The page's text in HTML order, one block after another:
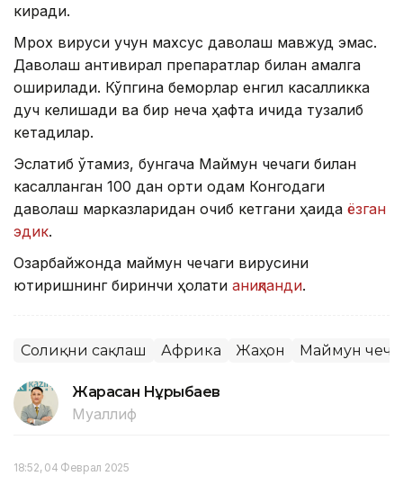
киради.
Mpox вируси учун махсус даволаш мавжуд эмас.
Даволаш антивирал препаратлар билан амалга
оширилади. Кўпгина беморлар енгил касалликка
дуч келишади ва бир неча ҳафта ичида тузалиб
кетадилар.
Эслатиб ўтамиз, бунгача Маймун чечаги билан
касалланган 100 дан ортиқ одам Конгодаги
даволаш марказларидан қочиб кетгани ҳақида ёзган
эдик.
Озарбайжонда маймун чечаги вирусини
юқтиришнинг биринчи ҳолати аниқланди.
Соғлиқни сақлаш Африка Жаҳон Маймун
Жарасқан Нұрыбаев
Муаллиф
18:52, 04 Феврал 2025